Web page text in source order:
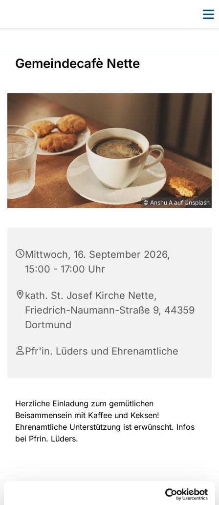
Gemeindecafè Nette
© Anshu A auf Unsplash
Mittwoch, 16. September 2026,
15:00 - 17:00 Uhr
kath. St. Josef Kirche Nette,
Friedrich-Naumann-Straße 9, 44359
Dortmund
Pfr'in. Lüders und Ehrenamtliche
Herzliche Einladung zum gemütlichen
Beisammensein mit Kaffee und Keksen!
Ehrenamtliche Unterstützung ist erwünscht. Infos
bei Pfrin. Lüders.